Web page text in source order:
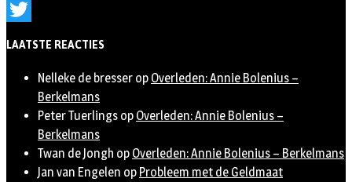
Instagram
LAATSTE REACTIES
Nelleke de bresser op Overleden: Annie Bolenius –
Berkelmans
Peter Tuerlings op Overleden: Annie Bolenius –
Berkelmans
Twan de Jongh op Overleden: Annie Bolenius – Berkelmans
Jan van Engelen op Probleem met de Geldmaat